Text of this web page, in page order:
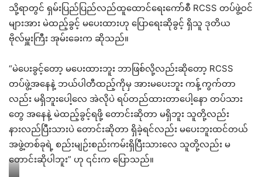
သို့ရာတွင် ရှမ်းပြည်ပြည်လည်ထူထောင်ရေးကော်စီ RCSS တပ်ဖွဲ့ဝင်
များအား မဲထည့်ခွင့် မပေးထားဟု ပြောရေးဆိုခွင့် ရှိသူ ဒုတိယ
ဗိုလ်မှူးကြီး အုမ်းခေးက ဆိုသည်။
“မဲပေးခွင့်တော့ မပေးထားဘူး ဘာဖြစ်လို့လည်းဆိုတော့ RCSS
တပ်ဖွဲ့အနေနဲ့ ဘယ်ပါတီထည့်ကိုမှ အားမပေးဘူး ကန့်ကွက်တာ
လည်း မရှိဘူးပေါ့လေ အဲလိုပဲ ရပ်တည်ထားတာပေါ့နော တပ်သား
တွေ အနေနဲ့ မဲထည့်ခွင့်ရဖို့ တောင်းဆိုတာ မရှိဘူး သူတို့လည်း
နားလည်ပြီးသားပဲ တောင်းဆိုတာ ရှိခဲ့ရင်လည်း မပေးဘူးထင်တယ်
အဖွဲ့တစ်ခုရဲ့ စည်းမျဉ်းစည်းကမ်းရှိပြီးသားလေ သူတို့လည်း မ
တောင်းဆိုပါဘူး” ဟု ၎င်းက ပြောသည်။